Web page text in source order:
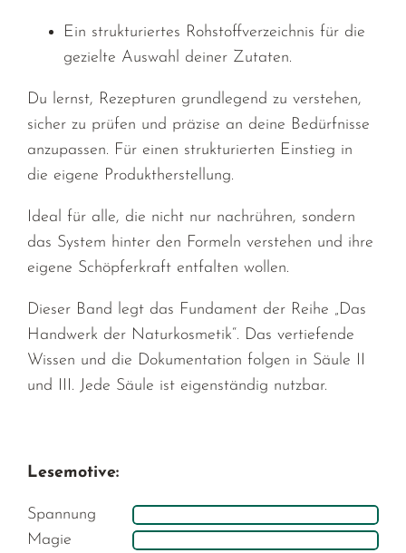
Ein strukturiertes Rohstoffverzeichnis für die
gezielte Auswahl deiner Zutaten.
Du lernst, Rezepturen grundlegend zu verstehen,
sicher zu prüfen und präzise an deine Bedürfnisse
anzupassen. Für einen strukturierten Einstieg in
die eigene Produktherstellung.
Ideal für alle, die nicht nur nachrühren, sondern
das System hinter den Formeln verstehen und ihre
eigene Schöpferkraft entfalten wollen.
Dieser Band legt das Fundament der Reihe „Das
Handwerk der Naturkosmetik“. Das vertiefende
Wissen und die Dokumentation folgen in Säule II
und III. Jede Säule ist eigenständig nutzbar.
Lesemotive:
Spannung
Magie